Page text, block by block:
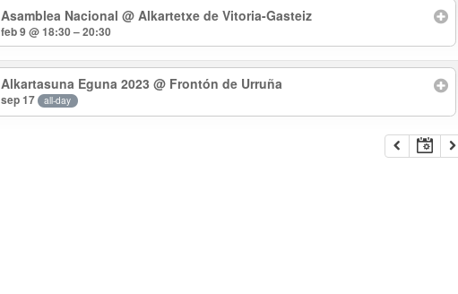
Asamblea Nacional@ Alkartetxe de Vitoria-Gasteiz
feb 9 @ 18:30 – 20:30
Alkartasuna Eguna 2023@ Frontón de Urruña
sep 17 all-day